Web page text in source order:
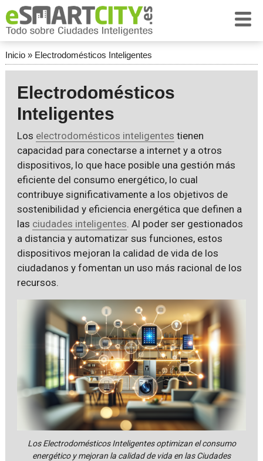
Inicio» Electrodomésticos Inteligentes
Electrodomésticos
Inteligentes
Los electrodomésticos inteligentes tienen
capacidad para conectarse a internet y a otros
dispositivos, lo que hace posible una gestión más
eficiente del consumo energético, lo cual
contribuye significativamente a los objetivos de
sostenibilidad y eficiencia energética que definen a
las ciudades inteligentes. Al poder ser gestionados
a distancia y automatizar sus funciones, estos
dispositivos mejoran la calidad de vida de los
ciudadanos y fomentan un uso más racional de los
recursos.
Los Electrodomésticos Inteligentes optimizan el consumo
energético y mejoran la calidad de vida en las Ciudades